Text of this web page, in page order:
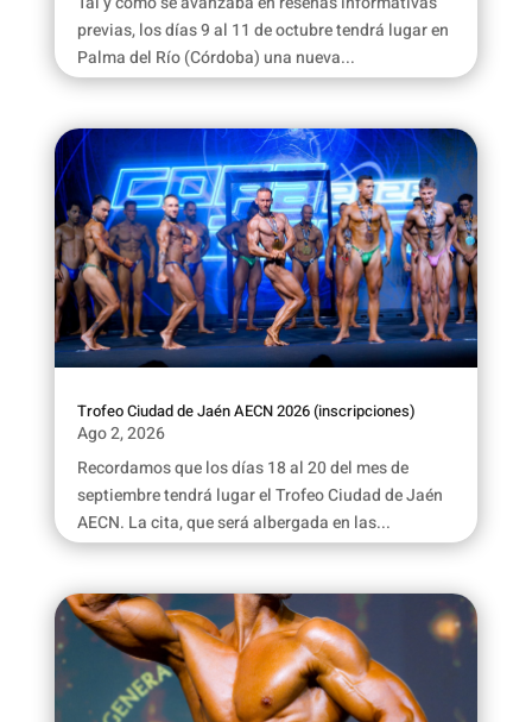
previas, los días 9 al 11 de octubre tendrá lugar en
Palma del Río (Córdoba) una nueva...
Trofeo Ciudad de Jaén AECN 2026 (inscripciones)
Ago 2, 2026
Recordamos que los días 18 al 20 del mes de
septiembre tendrá lugar el Trofeo Ciudad de Jaén
AECN. La cita, que será albergada en las...